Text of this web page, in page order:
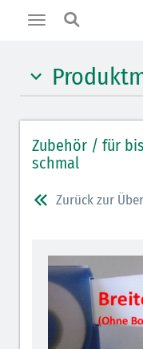
Toggle
Wandleisten mit
Zubehör / für
schmal
Zurück zur